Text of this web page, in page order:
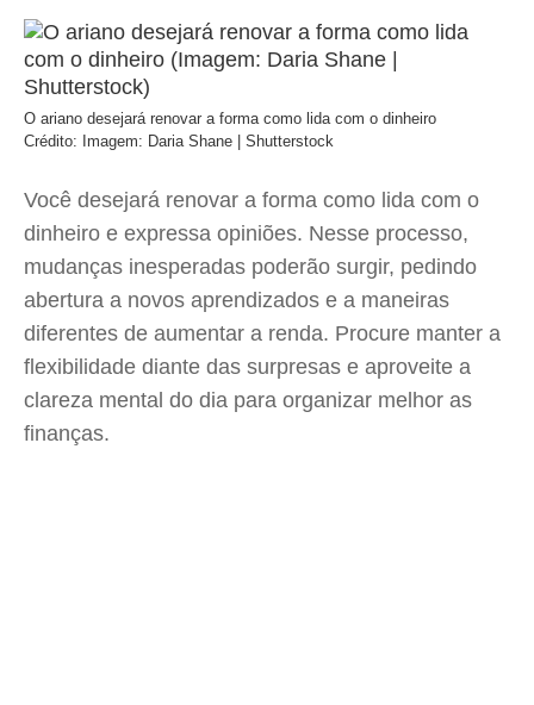
O ariano desejará renovar a forma como lida com o dinheiro
Crédito: Imagem: Daria Shane | Shutterstock
Você desejará renovar a forma como lida com o
dinheiro e expressa opiniões. Nesse processo,
mudanças inesperadas poderão surgir, pedindo
abertura a novos aprendizados e a maneiras
diferentes de aumentar a renda. Procure manter a
flexibilidade diante das surpresas e aproveite a
clareza mental do dia para organizar melhor as
finanças.